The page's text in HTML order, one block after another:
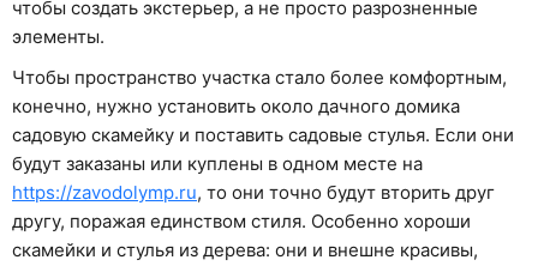
чтобы создать экстерьер, а не просто разрозненные
элементы.
Чтобы пространство участка стало более комфортным,
конечно, нужно установить около дачного домика
садовую скамейку и поставить садовые стулья. Если они
будут заказаны или куплены в одном месте на
https://zavodolymp.ru, то они точно будут вторить друг
другу, поражая единством стиля. Особенно хороши
скамейки и стулья из дерева: они и внешне красивы,